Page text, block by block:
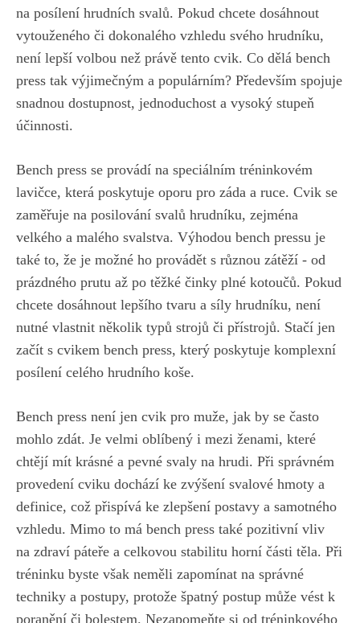
na posílení hrudních svalů. Pokud chcete ​dosáhnout
vytouženého či dokonalého vzhledu svého‌ hrudníku,
není lepší volbou ⁤než​ právě tento cvik. Co dělá bench
press tak výjimečným a populárním? Především spojuje
⁢snadnou dostupnost, jednoduchost‌ a vysoký stupeň
účinnosti.
Bench press se provádí ‍na speciálním⁢ tréninkovém
lavičce, která poskytuje oporu pro záda a ruce.⁢ Cvik se
zaměřuje ⁤na ⁣posilování svalů hrudníku, zejména
‍velkého a ⁣malého svalstva. Výhodou‍ bench pressu je
⁤také to, že je možné ho⁣ provádět s různou zátěží ​- od
prázdného prutu ⁢až po⁤ těžké činky‌ plné kotoučů. Pokud
‌chcete dosáhnout ‌lepšího tvaru ⁣a síly hrudníku, není
nutné vlastnit několik typů strojů či přístrojů. Stačí jen
začít s⁤ cvikem ‌bench press, který poskytuje komplexní
posílení celého hrudního koše.
Bench press není jen ‌cvik‌ pro muže, jak by se často
mohlo zdát. Je velmi oblíbený i mezi ženami, které
chtějí mít​ krásné a pevné svaly na ⁣hrudi. Při správném
⁣provedení cviku dochází ‌ke zvýšení svalové hmoty⁢ a
definice, což přispívá‍ ke zlepšení postavy a samotného
‍vzhledu.⁤ Mimo to má bench press také pozitivní vliv
na zdraví páteře a celkovou ‍stabilitu horní části​ těla. Při‍
tréninku⁣ byste však neměli zapomínat na správné
techniky a⁣ postupy, protože špatný postup může vést k
poranění⁣ či ⁤bolestem. Nezapomeňte si ‍od tréninkového‌